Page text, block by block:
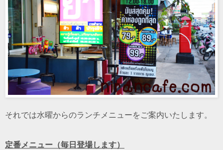
それでは水曜からのランチメニューをご案内いたします。
定番メニュー（毎日登場します）